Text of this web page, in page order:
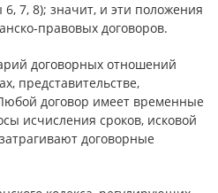
6, 7, 8); значит, и эти положения
правовых договоров.
договорных отношений
представительстве,
договор имеет временные
исчисления сроков, исковой
договорные